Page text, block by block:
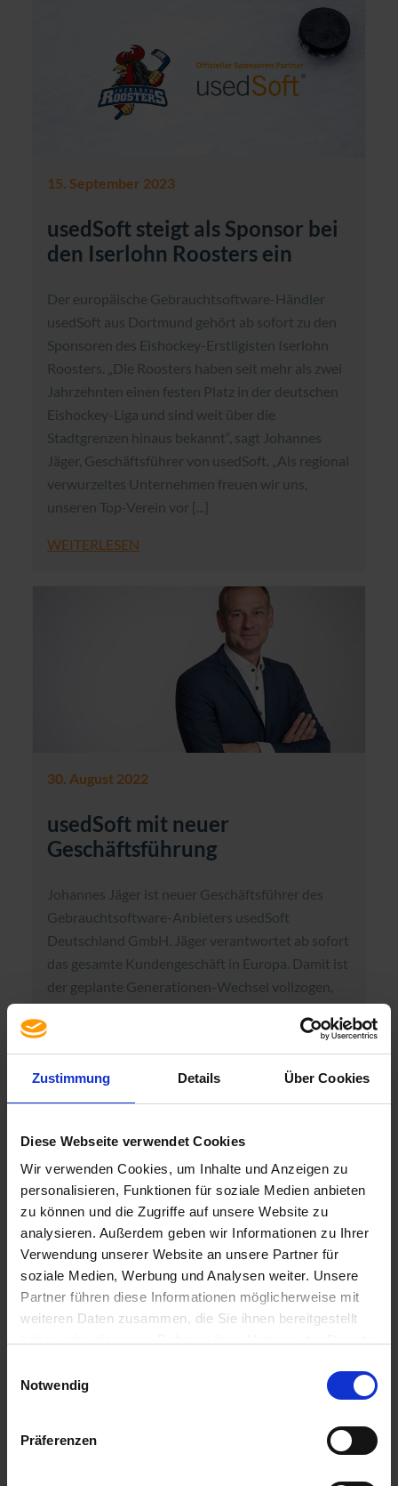
Zustimmung Details Über Cookies
Diese Webseite verwendet Cookies
Wir verwenden Cookies, um Inhalte und Anzeigen zu
personalisieren, Funktionen für soziale Medien anbieten
zu können und die Zugriffe auf unsere Website zu
analysieren. Außerdem geben wir Informationen zu Ihrer
Verwendung unserer Website an unsere Partner für
soziale Medien, Werbung und Analysen weiter. Unsere
Partner führen diese Informationen möglicherweise mit
weiteren Daten zusammen, die Sie ihnen bereitgestellt
Cookies, wenn Sie unsere Webseite weiterhin nutzen.
Notwendig
Präferenzen
15. September 2023
usedSoft steigt als Sponsor bei
den Iserlohn Roosters ein
Der europäische Gebrauchtsoftware-Händler
usedSoft aus Dortmund gehört ab sofort zu den
Sponsoren des Eishockey-Erstligisten Iserlohn
Roosters. „Die Roosters haben seit mehr als zwei
Jahrzehnten einen festen Platz in der deutschen
Eishockey-Liga und sind weit über die
Stadtgrenzen hinaus bekannt“, sagt Johannes
Jäger, Geschäftsführer von usedSoft. „Als regional
verwurzeltes Unternehmen freuen wir uns,
unseren Top-Verein vor [...]
WEITERLESEN
30. August 2022
usedSoft mit neuer
Geschäftsführung
Johannes Jäger ist neuer Geschäftsführer des
Gebrauchtsoftware-Anbieters usedSoft
Deutschland GmbH. Jäger verantwortet ab sofort
das gesamte Kundengeschäft in Europa. Damit ist
der geplante Generationen-Wechsel vollzogen,
den Unternehmensgründer Peter Schneider vor
seinem Tod eingeleitet hat. Mit Johannes Jäger
konnte usedSoft einen Vertriebsprofi mit
langjähriger Erfahrung im internationalen und
technischen Umfeld sowie E-Commerce
WEITERLESEN
13. Juni 2022
Gebrauchtsoftware-Pionier